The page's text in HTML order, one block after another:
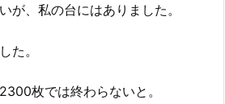
が、私の台にはありました。
た。
枚では終わらないと。